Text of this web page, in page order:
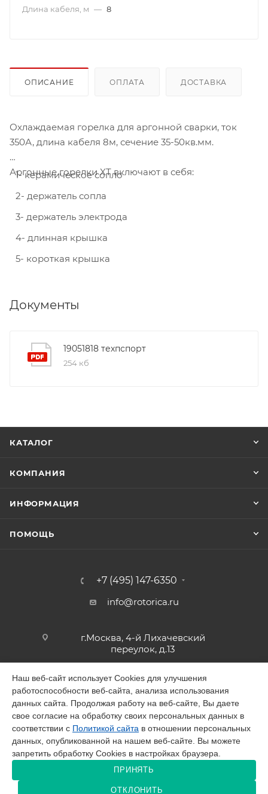
Длина кабеля, м — 8
ОПИСАНИЕ ОПЛАТА ДОСТАВКА
Охлаждаемая горелка для аргонной сварки, ток
350А, длина кабеля 8м, сечение 35-50кв.мм.
Аргонные горелки XT включают в себя:
1- керамическое сопло
2- держатель сопла
3- держатель электрода
4- длинная крышка
5- короткая крышка
Документы
19051818 техпспорт
254 кб
КАТАЛОГ
КОМПАНИЯ
ИНФОРМАЦИЯ
ПОМОЩЬ
+7 (495) 147-6350
info@rotorica.ru
г.Москва, 4-й Лихачевский
переулок, д.13
2026 © GALAGAR
Разработано в Victory
Наш веб-сайт использует Cookies для улучшения
работоспособности веб-сайта, анализа использования
данных сайта. Продолжая работу на веб-сайте, Вы даете
свое согласие на обработку своих персональных данных в
соответствии с Политикой сайта в отношении персональных
данных, опубликованной на нашем веб-сайте. Вы можете
запретить обработку Cookies в настройках браузера.
ПРИНЯТЬ
ОТКЛОНИТЬ